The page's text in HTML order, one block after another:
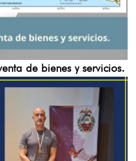
de bienes y servicios.